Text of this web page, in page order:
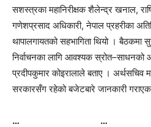
सशस्त्रका महानिरीक्षक शैलेन्द्र खनाल,
गणेशप्रसाद अधिकारी, नेपाल प्रहरीका
थापालगायतको सहभागिता थियो । बैठकमा
निर्वाचनका लागि आवश्यक
प्रदीपकुमार कोइरालाले बताए ।
सरकारसँग रहेको बजेटबारे जानकारी
… …